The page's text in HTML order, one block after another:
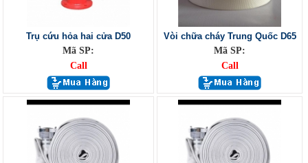
Trụ cứu hỏa hai cửa D50
Mã SP:
Call
Vòi chữa cháy Trung Quốc D65
Mã SP:
Call